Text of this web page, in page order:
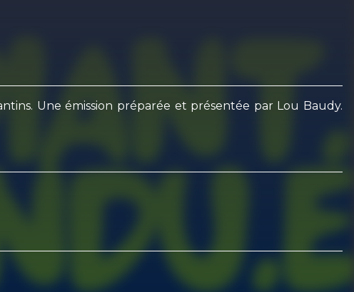
Une émission préparée et présentée par Lou Baudy.